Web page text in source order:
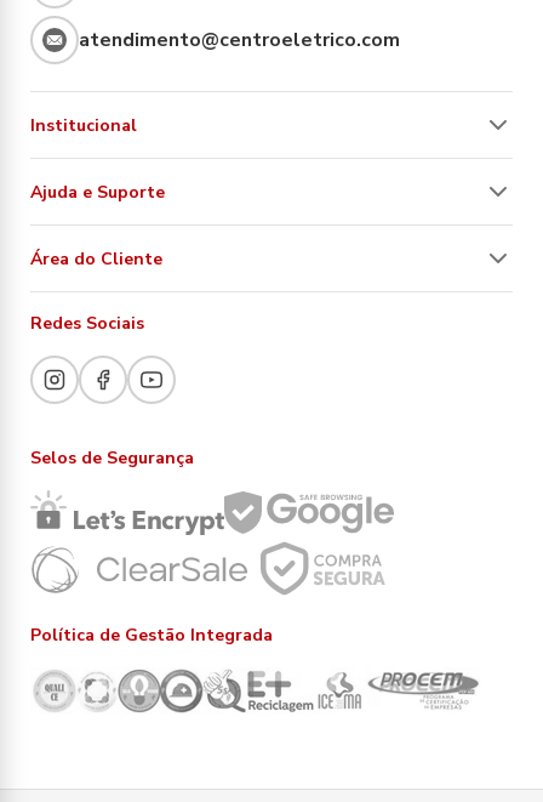
atendimento@centroeletrico.com
Institucional
Ajuda e Suporte
Área do Cliente
Redes Sociais
Selos de Segurança
Política de Gestão Integrada